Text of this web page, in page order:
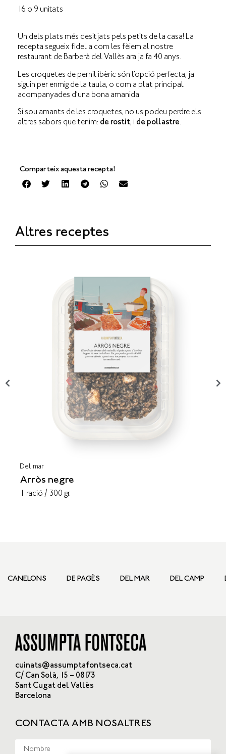
16 o 9 unitats
Un dels plats més desitjats pels petits de la casa! La
recepta segueix fidel a com les fèiem al nostre
restaurant de Barberà del Vallès ara ja fa 40 anys.
Les croquetes de pernil ibèric són l’opció perfecta, ja
siguin per enmig de la taula, o com a plat principal
acompanyades d’una bona amanida.
Si sou amants de les croquetes, no us podeu perdre els
altres sabors que tenim: de rostit, i de pollastre.
Comparteix aquesta recepta!
Altres receptes
Del mar
Arròs negre
1 ració / 300 gr.
CANELONS DE PAGÈS DEL MAR DEL CAMP
cuinats@assumptafontseca.cat
C/ Can Solà, 15 – 08173
Sant Cugat del Vallès
Barcelona
CONTACTA AMB NOSALTRES